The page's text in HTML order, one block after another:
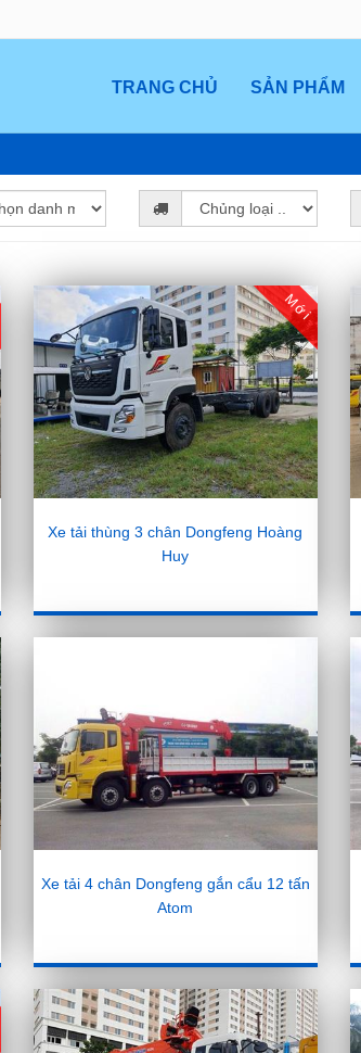
TRANG CHỦ SẢN PHẨM
Mới
Xe tải thùng 3 chân Dongfeng Hoàng
Huy
Xe tải 4 chân Dongfeng gắn cẩu 12 tấn
Atom